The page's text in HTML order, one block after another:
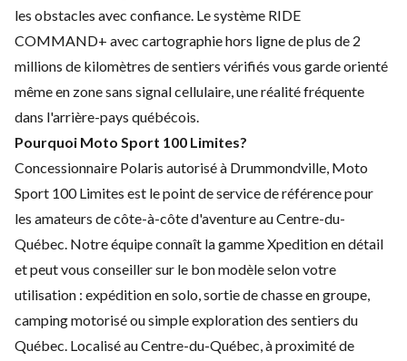
les obstacles avec confiance. Le système RIDE
COMMAND+ avec cartographie hors ligne de plus de 2
millions de kilomètres de sentiers vérifiés vous garde orienté
même en zone sans signal cellulaire, une réalité fréquente
dans l'arrière-pays québécois.
Pourquoi Moto Sport 100 Limites?
Concessionnaire Polaris autorisé à Drummondville, Moto
Sport 100 Limites est le point de service de référence pour
les amateurs de côte-à-côte d'aventure au Centre-du-
Québec. Notre équipe connaît la gamme Xpedition en détail
et peut vous conseiller sur le bon modèle selon votre
utilisation : expédition en solo, sortie de chasse en groupe,
camping motorisé ou simple exploration des sentiers du
Québec. Localisé au Centre-du-Québec, à proximité de